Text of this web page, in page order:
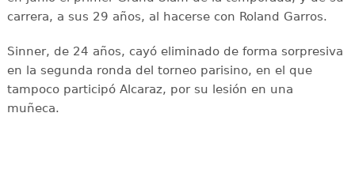
carrera, a sus 29 años, al hacerse con Roland Garros.
Sinner, de 24 años, cayó eliminado de forma sorpresiva
en la segunda ronda del torneo parisino, en el que
tampoco participó Alcaraz, por su lesión en una
muñeca.